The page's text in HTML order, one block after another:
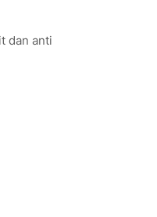
dan anti